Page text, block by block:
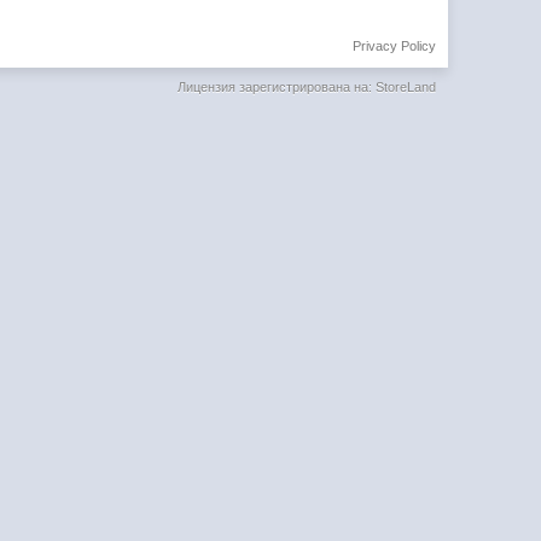
Privacy Policy
Лицензия зарегистрирована на: StoreLand